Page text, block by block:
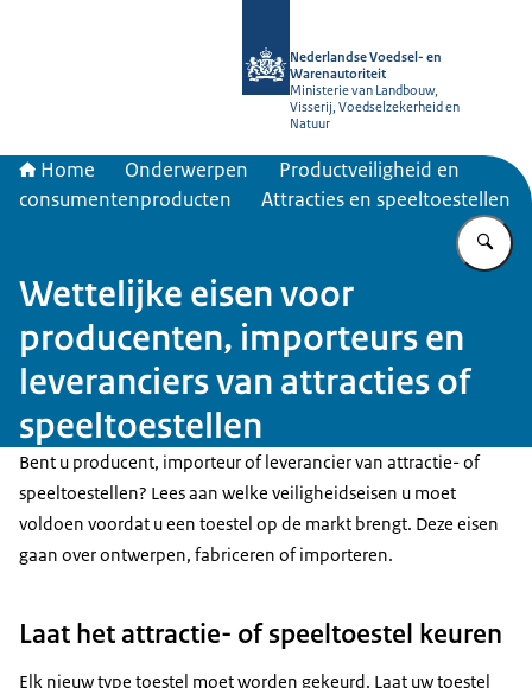
Nederlandse Voedsel- en
Warenautoriteit
Ministerie van Landbouw,
Visserij, Voedselzekerheid en
Natuur
Home Onderwerpen
Productveiligheid en
consumentenproducten
Attracties en speeltoestellen
Wettelijke eisen voor
producenten, importeurs en
leveranciers van attracties of
speeltoestellen
Bent u producent, importeur of leverancier van attractie- of
speeltoestellen? Lees aan welke veiligheidseisen u moet
voldoen voordat u een toestel op de markt brengt. Deze eisen
gaan over ontwerpen, fabriceren of importeren.
Laat het attractie- of speeltoestel keuren
Elk nieuw type toestel moet worden gekeurd. Laat uw toestel